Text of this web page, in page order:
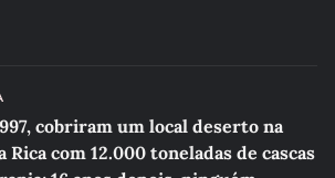
cobriram um local deserto na
Rica com 12.000 toneladas de cascas